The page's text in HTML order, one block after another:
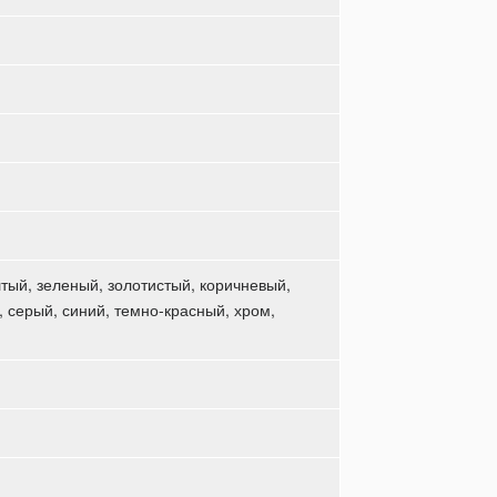
зеленый, золотистый, коричневый,
серый, синий, темно-красный, хром,